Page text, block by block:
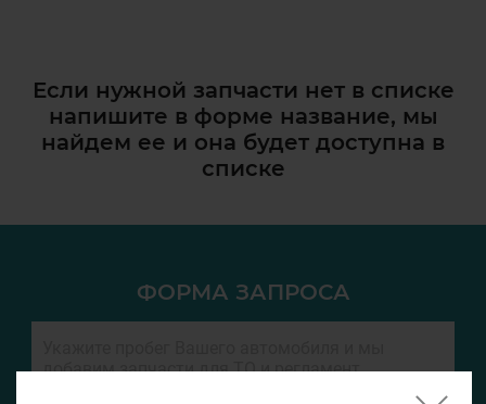
Если нужной запчасти нет в списке
напишите в форме название, мы
найдем ее и она будет доступна в
списке
ФОРМА ЗАПРОСА